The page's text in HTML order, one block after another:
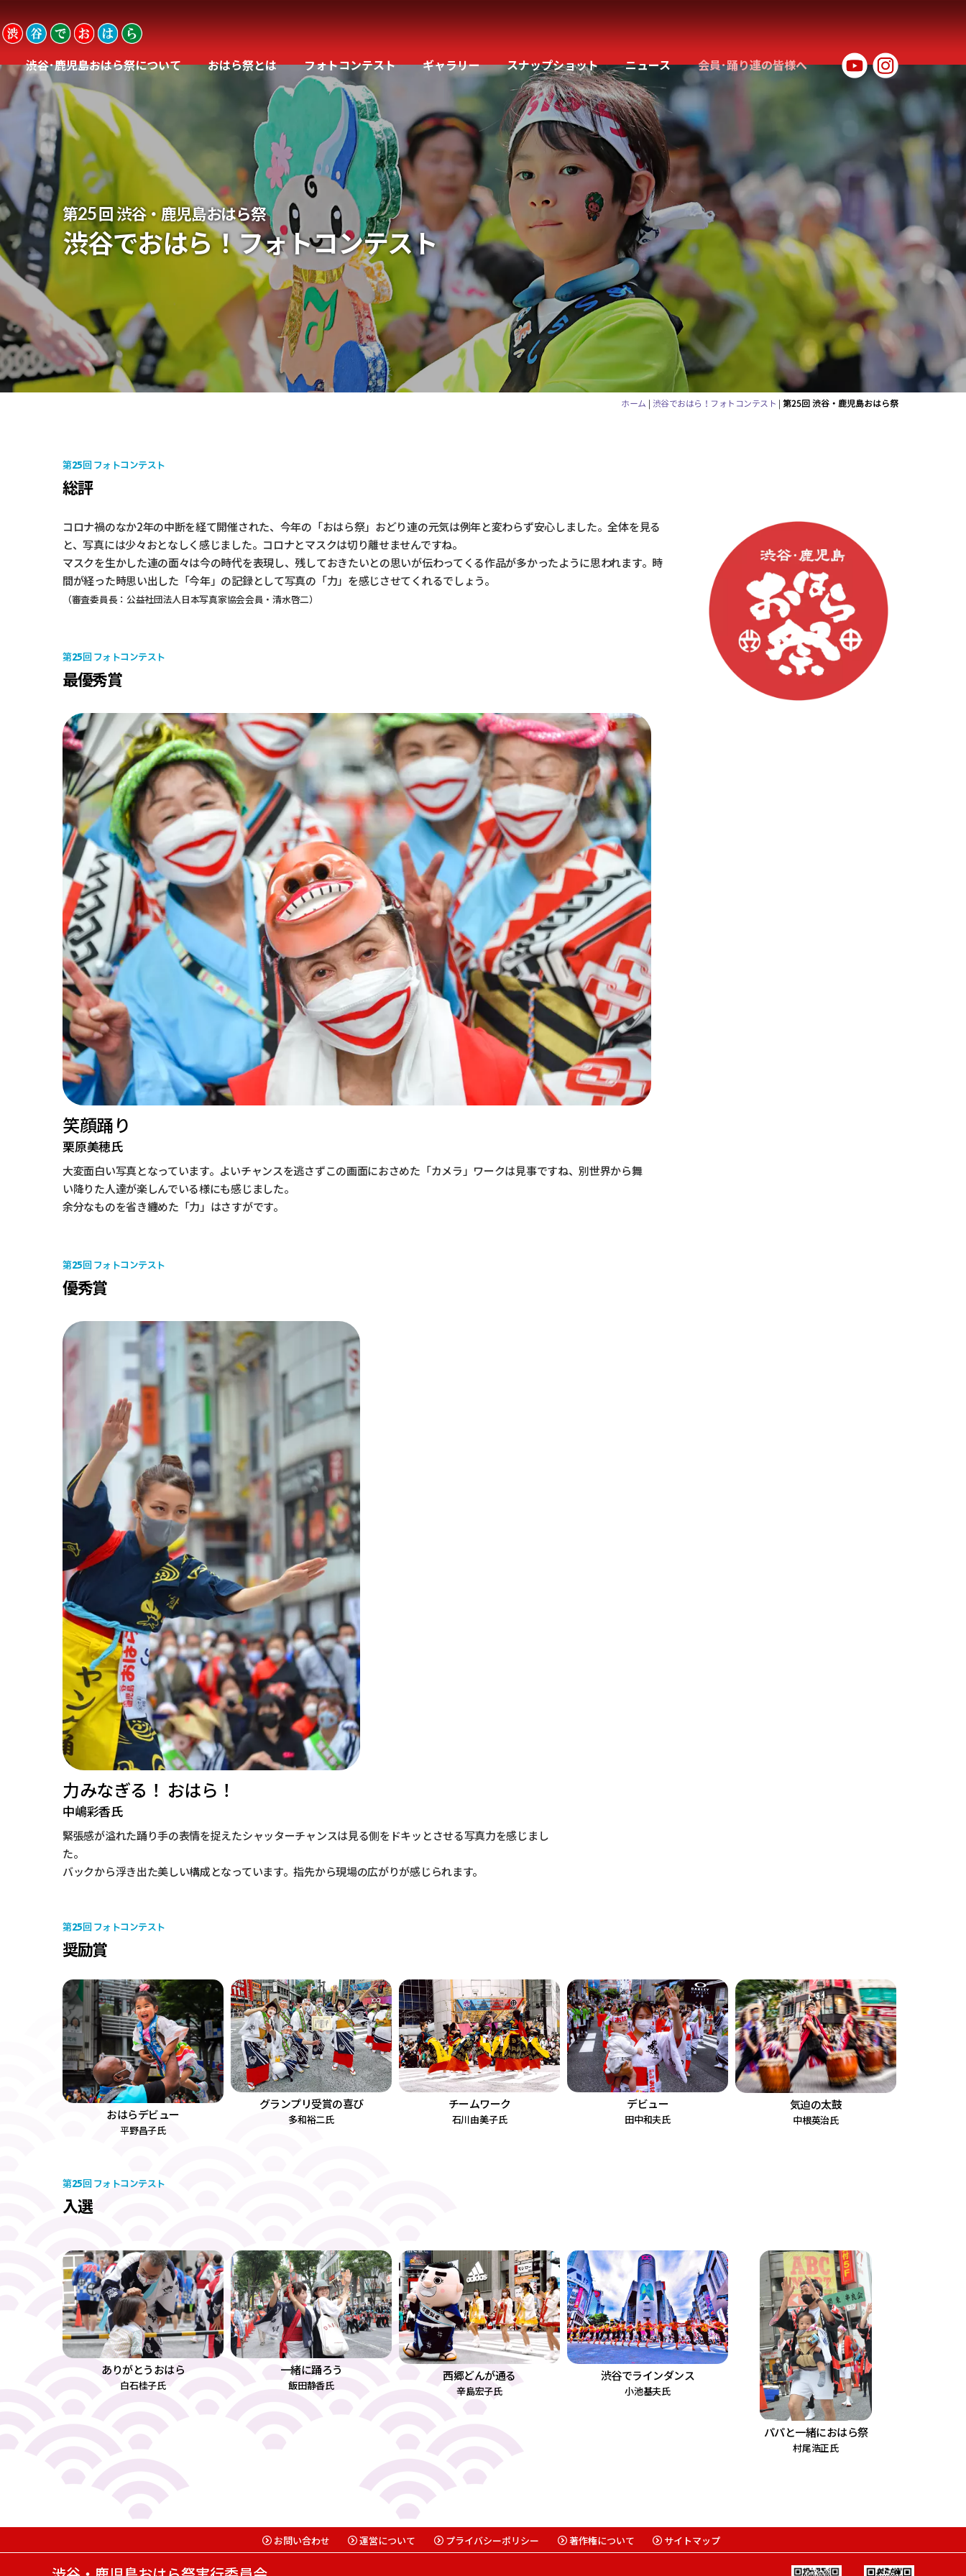
渋谷･鹿児島おはら祭について おはら祭とは フォトコンテスト ギャラリー スナップショット ニュース 会員･踊り連の皆様へ
第25回 渋谷・鹿児島おはら祭
渋谷でおはら！フォトコンテスト
ホーム | 渋谷でおはら！フォトコンテスト | 第25回 渋谷・鹿児島おはら祭
第25回 フォトコンテスト
総評
コロナ禍のなか2年の中断を経て開催された、今年の「おはら祭」おどり連の元気は例年と変わらず安心しました。全体を見る
と、写真には少々おとなしく感じました。コロナとマスクは切り離せませんですね。
マスクを生かした連の面々は今の時代を表現し、残しておきたいとの思いが伝わってくる作品が多かったように思われます。時
間が経った時思い出した「今年」の記録として写真の「力」を感じさせてくれるでしょう。
（審査委員長：公益社団法人日本写真家協会会員・清水啓二）
第25回 フォトコンテスト
最優秀賞
笑顔踊り
栗原美穂氏
大変面白い写真となっています。よいチャンスを逃さずこの画面におさめた「カメラ」ワークは見事ですね、別世界から舞
い降りた人達が楽しんでいる様にも感じました。
余分なものを省き纏めた「力」はさすがです。
第25回 フォトコンテスト
優秀賞
力みなぎる！ おはら！
中嶋彩香氏
緊張感が溢れた踊り手の表情を捉えたシャッターチャンスは見る側をドキッとさせる写真力を感じまし
た。
バックから浮き出た美しい構成となっています。指先から現場の広がりが感じられます。
第25回 フォトコンテスト
奨励賞
おはらデビュー
平野昌子氏
グランプリ受賞の喜び
多和裕二氏
チームワーク
石川由美子氏
デビュー
田中和夫氏
気迫の太鼓
中根英治氏
第25回 フォトコンテスト
入選
ありがとうおはら
白石桂子氏
一緒に踊ろう
飯田静香氏
西郷どんが通る
辛島宏子氏
渋谷でラインダンス
小池基夫氏
パパと一緒におはら祭
村尾浩正氏
お問い合わせ 運営について プライバシーポリシー 著作権について サイトマップ